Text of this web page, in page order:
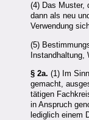
(4) Das Muster,
dann als neu
Verwendung
(5)
Instandhaltung,
§ 2a. (1) Im
gemacht,
tätigen
in Anspruch
lediglich einem